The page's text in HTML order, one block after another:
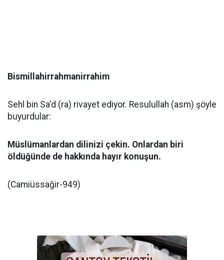
Bismillahirrahmanirrahim
Sehl bin Sa'd (ra) rivayet ediyor. Resulullah (asm) şöyle
buyurdular:
Müslümanlardan dilinizi çekin. Onlardan biri
öldüğünde de hakkında hayır konuşun.
(Camiüssağir-949)